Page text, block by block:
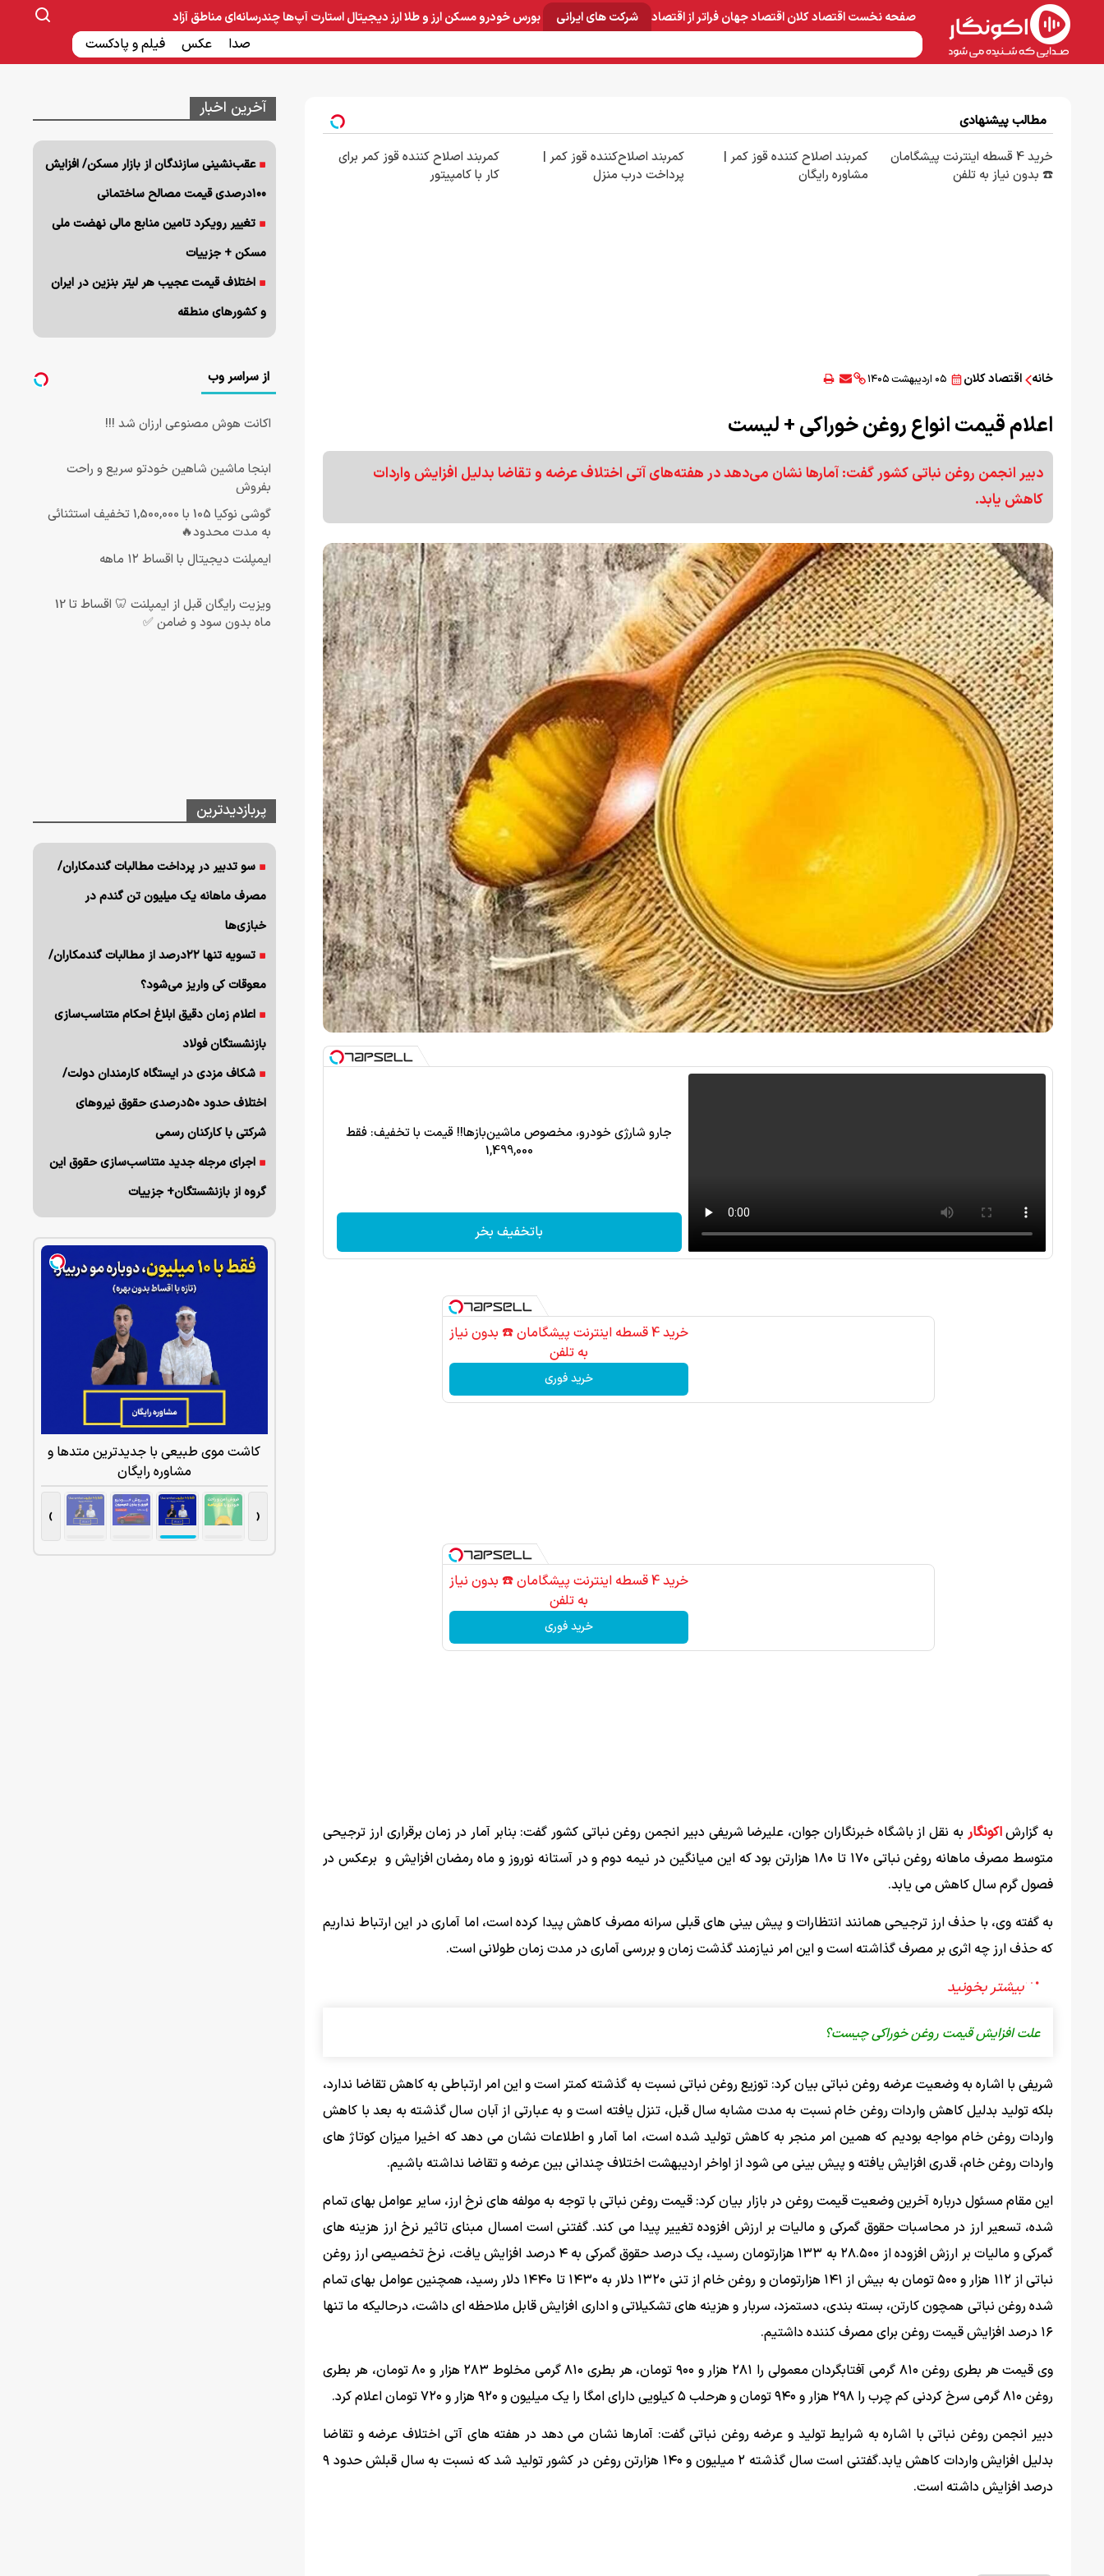
صفحه نخستاقتصاد کلاناقتصاد جهانفراتر از اقتصاد شرکت های ایرانی
صنایع غذایی و دارویی ساخت و ساز بانک و بیمه
بورسخودرومسکنارز و طلاارز دیجیتالاستارت آپ‌هاچندرسانه‌ای
صدا عکس فیلم و پادکست
مناطق آزاد
مطالب پیشنهادی
خرید 4 قسطه اینترنت پیشگامان
☎️ بدون نیاز به تلفن
کمربند اصلاح کننده قوز کمر |
مشاوره رایگان
کمربند اصلاح‌کننده قوز کمر |
پرداخت درب منزل
کمربند اصلاح کننده قوز کمر برای
کار با کامپیتور
خانه اقتصاد کلان ۰۵ اردیبهشت ۱۴۰۵
اعلام قیمت انواع روغن خوراکی + لیست
دبیر انجمن روغن نباتی کشور گفت: آمار‌ها نشان می‌دهد در هفته‌های آتی اختلاف عرضه و تقاضا بدلیل افزایش واردات
کاهش یابد.
جارو شارژی خودرو، مخصوص ماشین‌باز‌ها!! قیمت با تخفیف: فقط
1,499,000
باتخفیف بخر
خرید 4 قسطه اینترنت پیشگامان ☎️ بدون نیاز
به تلفن
خرید فوری
خرید 4 قسطه اینترنت پیشگامان ☎️ بدون نیاز
به تلفن
خرید فوری
به گزارشاکونگار به نقل از باشگاه خبرنگاران جوان، علیرضا شریفی دبیر انجمن روغن نباتی کشور گفت: بنابر آمار در زمان برقراری ارز ترجیحی
متوسط مصرف ماهانه روغن نباتی ۱۷۰ تا ۱۸۰ هزارتن بود که این میانگین در نیمه دوم و در آستانه نوروز و ماه رمضان افزایش و برعکس در
فصول گرم سال کاهش می یابد.
به گفته وی، با حذف ارز ترجیحی همانند انتظارات و پیش بینی های قبلی سرانه مصرف کاهش پیدا کرده است، اما آماری در این ارتباط نداریم
که حذف ارز چه اثری بر مصرف گذاشته است و این امر نیازمند گذشت زمان و بررسی آماری در مدت زمان طولانی است.
علت افزایش قیمت روغن خوراکی چیست؟
شریفی با اشاره به وضعیت عرضه روغن نباتی بیان کرد: توزیع روغن نباتی نسبت به گذشته کمتر است و این امر ارتباطی به کاهش تقاضا ندارد،
بلکه تولید بدلیل کاهش واردات روغن خام نسبت به مدت مشابه سال قبل، تنزل یافته است و به عبارتی از آبان سال گذشته به بعد با کاهش
واردات روغن خام مواجه بودیم که همین امر منجر به کاهش تولید شده است، اما آمار و اطلاعات نشان می دهد که اخیرا میزان کوتاژ های
واردات روغن خام، قدری افزایش یافته و پیش بینی می شود از اواخر اردیبهشت اختلاف چندانی بین عرضه و تقاضا نداشته باشیم.
این مقام مسئول درباره آخرین وضعیت قیمت روغن در بازار بیان کرد: قیمت روغن نباتی با توجه به مولفه های نرخ ارز، سایر عوامل بهای تمام
شده، تسعیر ارز در محاسبات حقوق گمرکی و مالیات بر ارزش افزوده تغییر پیدا می کند. گفتنی است امسال مبنای تاثیر نرخ ارز هزینه های
گمرکی و مالیات بر ارزش افزوده از ۲۸.۵۰۰ به ۱۳۳ هزارتومان رسید، یک درصد حقوق گمرکی به ۴ درصد افزایش یافت، نرخ تخصیصی ارز روغن
نباتی از ۱۱۲ هزار و ۵۰۰ تومان به بیش از ۱۴۱ هزارتومان و روغن خام از تنی ۱۳۲۰ دلار به ۱۴۳۰ تا ۱۴۴۰ دلار رسید، همچنین عوامل بهای تمام
شده روغن نباتی همچون کارتن، بسته بندی، دستمزد، سربار و هزینه های تشکیلاتی و اداری افزایش قابل ملاحظه ای داشت، درحالیکه ما تنها
۱۶ درصد افزایش قیمت روغن برای مصرف کننده داشتیم.
وی قیمت هر بطری روغن ۸۱۰ گرمی آفتابگردان معمولی را ۲۸۱ هزار و ۹۰۰ تومان، هر بطری ۸۱۰ گرمی مخلوط ۲۸۳ هزار و ۸۰ تومان، هر بطری
روغن ۸۱۰ گرمی سرخ کردنی کم چرب را ۲۹۸ هزار و ۹۴۰ تومان و هرحلب ۵ کیلویی دارای امگا را یک میلیون و ۹۲۰ هزار و ۷۲۰ تومان اعلام کرد.
دبیر انجمن روغن نباتی با اشاره به شرایط تولید و عرضه روغن نباتی گفت: آمارها نشان می دهد در هفته های آتی اختلاف عرضه و تقاضا
بدلیل افزایش واردات کاهش یابد.گفتنی است سال گذشته ۲ میلیون و ۱۴۰ هزارتن روغن در کشور تولید شد که نسبت به سال قبلش حدود ۹
درصد افزایش داشته است.
آخرین اخبار
عقب‌نشینی سازندگان از بازار مسکن/ افزایش
۱۰۰درصدی قیمت مصالح ساختمانی
تغییر رویکرد تامین منابع مالی نهضت ملی
مسکن + جزییات
اختلاف قیمت عجیب هر لیتر بنزین در ایران
و کشورهای منطقه
از سراسر وب
اکانت هوش مصنوعی ارزان شد !!!
ابنجا ماشین شاهین خودتو سریع و راحت
بفروش
گوشی نوکیا 105 با 1,500,000 تخفیف استثنائی
به مدت محدود🔥
ایمپلنت دیجیتال با اقساط ۱۲ ماهه
ویزیت رایگان قبل از ایمپلنت 🦷 اقساط تا 12
ماه بدون سود و ضامن ✅
پربازدیدترین
سو تدبیر در پرداخت مطالبات گندمکاران/
مصرف ماهانه یک میلیون تن گندم در
خبازی‌ها
تسویه تنها ۲۲درصد از مطالبات گندمکاران/
معوقات کی واریز می‌شود؟
اعلام زمان دقیق ابلاغ احکام متناسب‌سازی
بازنشستگان فولاد
شکاف مزدی در ایستگاه کارمندان دولت/
اختلاف حدود ۵۰درصدی حقوق نیروهای
شرکتی با کارکنان رسمی
اجرای مرجله جدید متناسب‌سازی حقوق این
گروه از بازنشستگان+ جزییات
کاشت موی طبیعی با جدیدترین متدها و
مشاوره رایگان
‹
›